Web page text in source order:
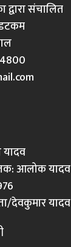
द्वारा संचालित
यादव
आलोक यादव
देवकुमार यादव